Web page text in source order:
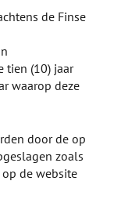
de Finse
tien (10) jaar
waarop deze
door de op
zoals
de website